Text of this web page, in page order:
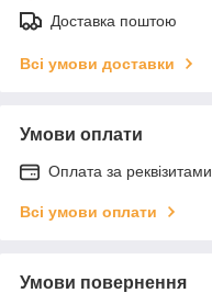
Доставка поштою
Всі умови доставки
Умови оплати
Оплата за реквізитами
Всі умови оплати
Умови повернення